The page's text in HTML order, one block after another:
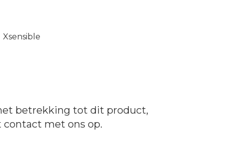
Xsensible
betrekking tot dit product,
contact met ons op.